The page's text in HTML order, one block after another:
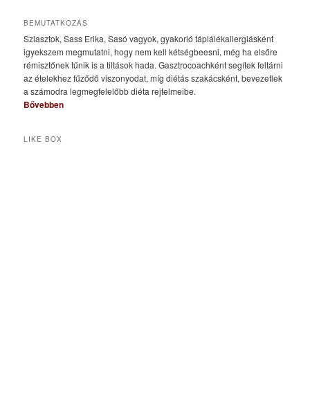
BEMUTATKOZÁS
Sziasztok, Sass Erika, Sasó vagyok, gyakorló táplálékallergiásként
igyekszem megmutatni, hogy nem kell kétségbeesni, még ha elsőre
rémisztőnek tűnik is a tiltások hada. Gasztrocoachként segítek feltárni
az ételekhez fűződő viszonyodat, míg diétás szakácsként, bevezetlek
a számodra legmegfelelőbb diéta rejtelmeibe.
Bővebben
LIKE BOX